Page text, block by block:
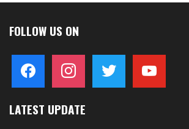
FOLLOW US ON
facebook instagram twitter youtube
LATEST UPDATE